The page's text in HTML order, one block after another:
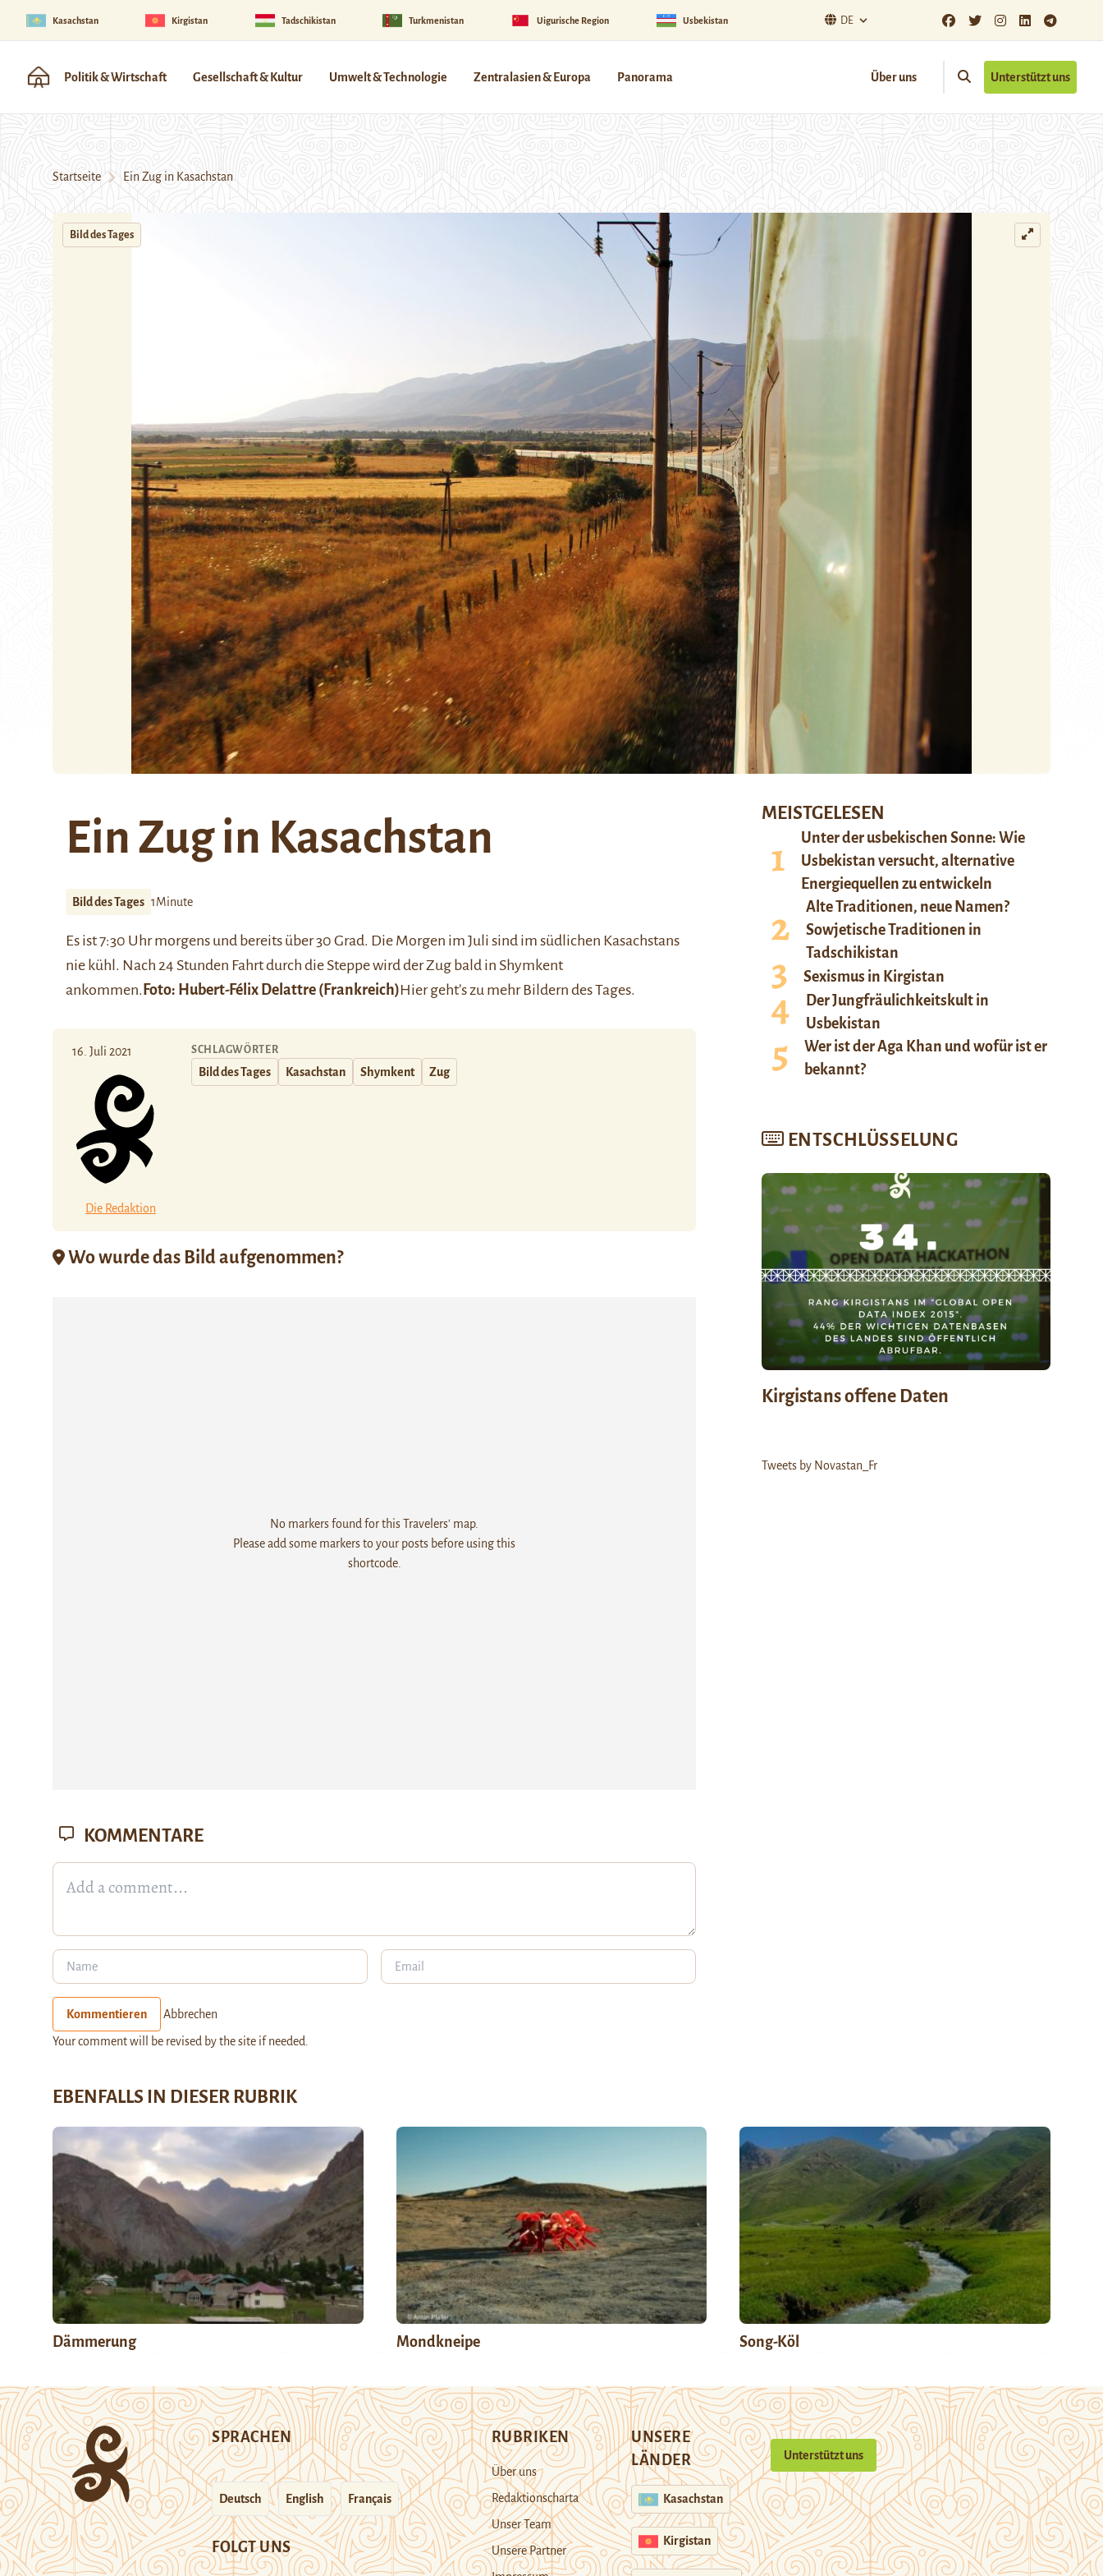
Kasachstan Kirgistan Tadschikistan Turkmenistan Uigurische Region Usbekistan DE
Politik & Wirtschaft Gesellschaft & Kultur Umwelt & Technologie Zentralasien & Europa Panorama Über uns Unterstützt uns
Startseite Ein Zug in Kasachstan
Bild des Tages
Ein Zug in Kasachstan
Bild des Tages 1Minute
Es ist 7:30 Uhr morgens und bereits über 30 Grad. Die Morgen im Juli sind im südlichen Kasachstans
nie kühl. Nach 24 Stunden Fahrt durch die Steppe wird der Zug bald in Shymkent
ankommen.Foto: Hubert-Félix Delattre (Frankreich)Hiergeht’s zu mehr Bildern des Tages.
16. Juli 2021
Die Redaktion
SCHLAGWÖRTER
Bild des Tages Kasachstan Shymkent Zug
Wo wurde das Bild aufgenommen?
No markers found for this Travelers' map.
Please add some markers to your posts before using this
shortcode.
MEISTGELESEN
Unter der usbekischen Sonne: Wie
Usbekistan versucht, alternative
Energiequellen zu entwickeln
Alte Traditionen, neue Namen?
Sowjetische Traditionen in
Tadschikistan
Sexismus in Kirgistan
Der Jungfräulichkeitskult in
Usbekistan
Wer ist der Aga Khan und wofür ist er
bekannt?
ENTSCHLÜSSELUNG
Kirgistans offene Daten
Tweets by Novastan_Fr
KOMMENTARE
Kommentieren Abbrechen
Your comment will be revised by the site if needed.
EBENFALLS IN DIESER RUBRIK
Dämmerung Mondkneipe Song-Köl
SPRACHEN
Deutsch English Français
FOLGT UNS
RUBRIKEN
Über uns
Redaktionscharta
Unser Team
Unsere Partner
UNSERE
LÄNDER
Kasachstan
Kirgistan
Unterstützt uns